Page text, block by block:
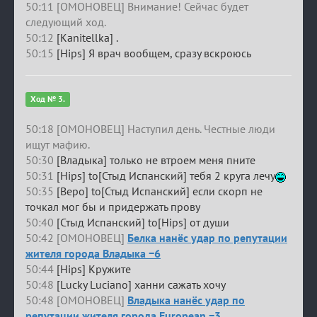
50:11 [ОМОНОВЕЦ] Внимание! Сейчас будет
следующий ход.
50:12 [Kanitellka] .
50:15 [Hips] Я врач вообщем, сразу вскроюсь
Ход № 3.
50:18 [ОМОНОВЕЦ] Наступил день. Честные люди
ищут мафию.
50:30 [Владыка] только не втроем меня пните
50:31 [Hips] to[Стыд Испанский] тебя 2 круга лечу
50:35 [Веро] to[Стыд Испанский] если скорп не
точкал мог бы и придержать прову
50:40 [Стыд Испанский] to[Hips] от души
50:42 [ОМОНОВЕЦ] Белка нанёс удар по репутации
жителя города Владыка −6
50:44 [Hips] Кружите
50:48 [Lucky Luciano] ханни сажать хочу
50:48 [ОМОНОВЕЦ] Владыка нанёс удар по